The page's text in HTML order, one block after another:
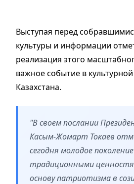
Выступая перед
культуры и информации
реализация этого
важное событие в
Казахстана.
"В своем послании
Касым-Жомарт Токаев
сегодня молодое
традиционными
основу патриотизма в